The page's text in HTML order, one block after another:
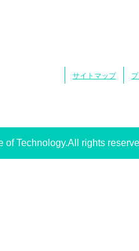
サイトマップ
Technology.All rights